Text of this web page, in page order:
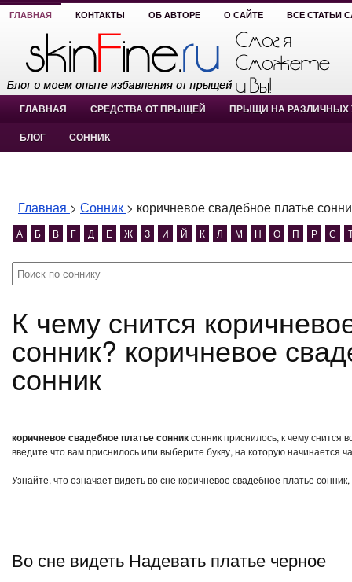
ГЛАВНАЯ КОНТАКТЫ ОБ АВТОРЕ О САЙТЕ ВСЕ СТАТЬИ
ГЛАВНАЯ СРЕДСТВА ОТ ПРЫЩЕЙ ПРЫЩИ НА РАЗЛИЧНЫХ
БЛОГ СОННИК
Главная > Сонник > коричневое свадебное платье
А Б В Г Д Е Ж З И Й К Л М Н О П Р С
К чему снится коричневое свадебное платье
сонник? коричневое
сонник
коричневое свадебное платье сонниксонник приснилось, к чему снится
введите что вам приснилось или выберите букву, на которую начинается
Узнайте, что означает видеть во сне коричневое свадебное платье
Во сне видеть Надевать платье черное